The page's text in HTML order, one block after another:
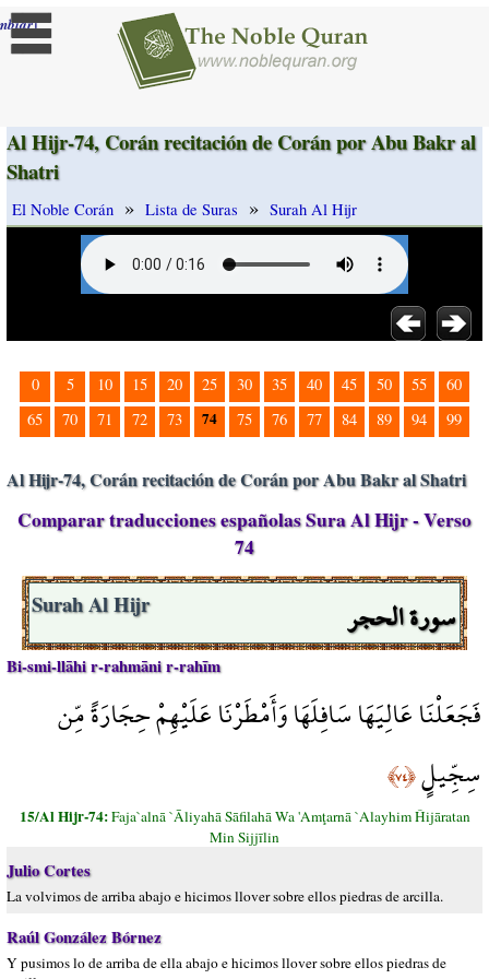
]
Al Hijr-74, Corán recitación de Corán por Abu Bakr al
Shatri
El Noble Corán » Lista de Suras » Surah Al Hijr
0 5 10 15 20 25 30 35 40 45 50 55
60
65
70 71 72 73 74 75 76 77 84 89 94 99
Al Hijr-74, Corán recitación de Corán por Abu Bakr al Shatri
Comparar traducciones españolas Sura Al Hijr - Verso
74
سورة الحجر Surah Al Hijr
Bi-smi-llāhi r-rahmāni r-rahīm
فَجَعَلْنَا عَالِيَهَا سَافِلَهَا وَأَمْطَرْنَا عَلَيْهِمْ حِجَارَةً مِّن
سِجِّيلٍ﴿٧٤﴾
15/Al Hijr-74:Faja`alnā `Āliyahā Sāfilahā Wa 'Amţarnā `Alayhim Ĥijāratan
Min Sijjīlin
Julio Cortes
La volvimos de arriba abajo e hicimos llover sobre ellos piedras de arcilla.
Raúl González Bórnez
Y pusimos lo de arriba de ella abajo e hicimos llover sobre ellos piedras de